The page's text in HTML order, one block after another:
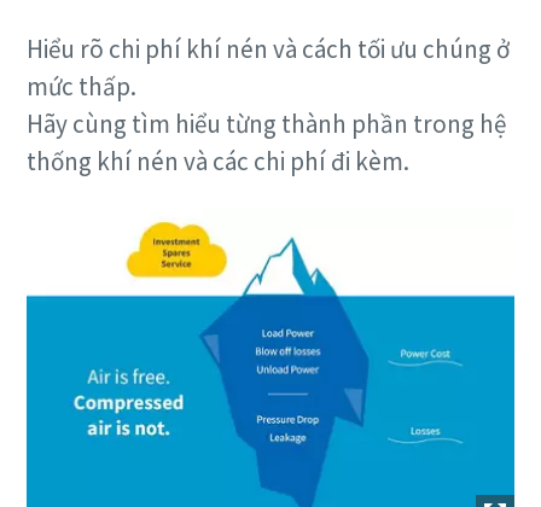
Hiểu rõ chi phí khí nén và cách tối ưu chúng ở
mức thấp.
Hãy cùng tìm hiểu từng thành phần trong hệ
thống khí nén và các chi phí đi kèm.